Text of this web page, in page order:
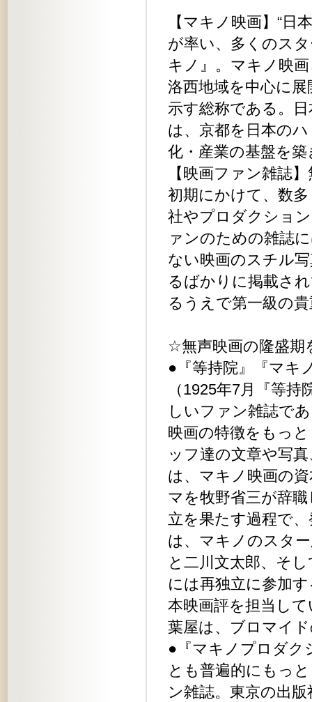
【マキノ映画】“日
が率い、多くのス
キノ』。マキノ映
洛西地域を中心に
示す総称である。
は、京都を日本の
化・産業の基盤を
【映画ファン雑誌
初期にかけて、数
社やプロダクショ
ァンのための雑誌
ない映画のスチル
るばかりに掲載さ
るうえで第一級の
☆無声映画の隆盛
●『等持院』『マキ
（1925年7月『等
しいファン雑誌で
映画の特徴をもっ
ッフ達の文章や写
は、マキノ映画の
マを牧野省三が辞
立を果たす過程で
は、マキノのスタ
と二川文太郎、そ
には再独立に参加
本映画評を担当し
葉屋は、ブロマイ
●『マキノプロダ
とも普遍的にもっ
ン雑誌。東京の出